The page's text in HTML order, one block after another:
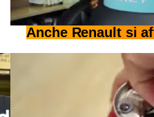
Anche Renault si